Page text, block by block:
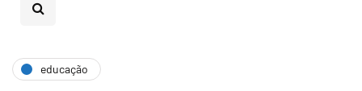
educação